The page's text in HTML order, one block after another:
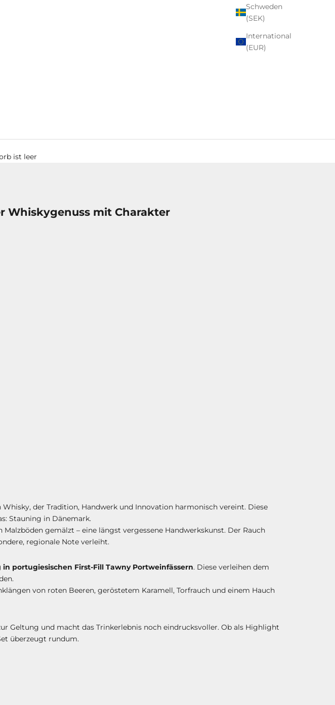
Schweden
(SEK)
International
(EUR)
ist leer
Whiskygenuss mit Charakter
Whisky, der Tradition, Handwerk und Innovation harmonisch vereint. Diese
Stauning in Dänemark.
gemälzt – eine längst vergessene Handwerkskunst. Der Rauch
regionale Note verleiht.
portugiesischen First-Fill Tawny Portweinfässern. Diese verleihen dem
von roten Beeren, geröstetem Karamell, Torfrauch und einem Hauch
Geltung und macht das Trinkerlebnis noch eindrucksvoller. Ob als Highlight
überzeugt rundum.